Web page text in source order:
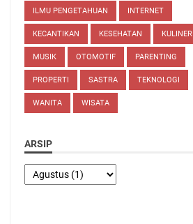
ILMU PENGETAHUAN INTERNET
KECANTIKAN KESEHATAN KULINER
MUSIK OTOMOTIF PARENTING
PROPERTI SASTRA TEKNOLOGI
WANITA WISATA
ARSIP